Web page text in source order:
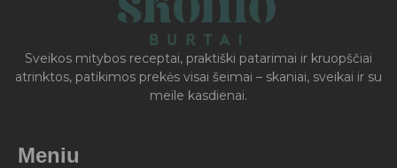
Sveikos mitybos receptai, praktiški patarimai ir kruopščiai
atrinktos, patikimos prekės visai šeimai – skaniai, sveikai ir su
meile kasdienai.
Meniu